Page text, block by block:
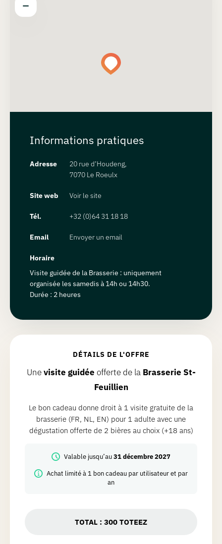
Informations pratiques
Adresse
20 rue d’Houdeng,
7070 Le Roeulx
Site web Voir le site
Tél. +32 (0)64 31 18 18
Email Envoyer un email
Horaire
Visite guidée de la Brasserie : uniquement
organisée les samedis à 14h ou 14h30.
Durée : 2 heures
DÉTAILS DE L'OFFRE
Unevisite guidée offerte de la Brasserie St-
Feuillien
Le bon cadeau donne droit à 1 visite gratuite de la
brasserie (FR, NL, EN) pour 1 adulte avec une
dégustation offerte de 2 bières au choix (+18 ans)
Valable jusqu’au31 décembre 2027
Achat limité à 1 bon cadeau par utilisateur et par
an
TOTAL : 300 TOTEEZ